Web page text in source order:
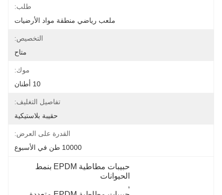
طلب:
ملعب رياضي منطقة مواد الأرضيات
التخصيص:
متاح
موك:
10 أطنان
تفاصيل التغليف:
حقيبة بلاستيكية
القدرة على العرض:
10000 طن في الأسبوع
حبيبات مطاطية EPDM بنمط
الحيوانات
,